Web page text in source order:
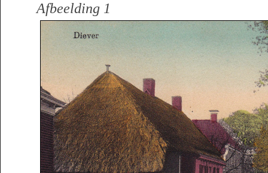
Afbeelding 1